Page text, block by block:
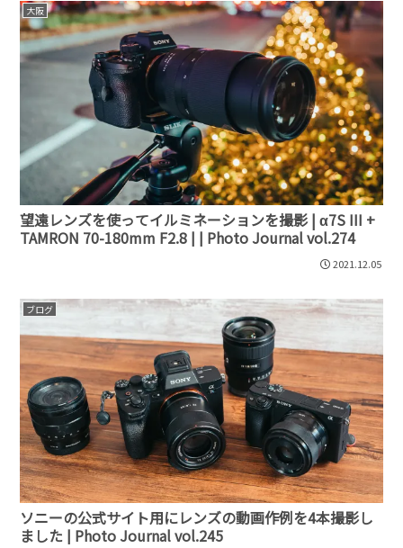
大阪
望遠レンズを使ってイルミネーションを撮影 | α7S III +
TAMRON 70-180mm F2.8 | | Photo Journal vol.274
2021.12.05
ブログ
ソニーの公式サイト用にレンズの動画作例を4本撮影し
ました | Photo Journal vol.245